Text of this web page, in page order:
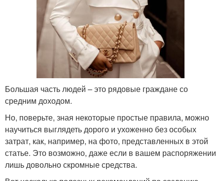
Большая часть людей – это рядовые граждане со
средним доходом.
Но, поверьте, зная некоторые простые правила, можно
научиться выглядеть дорого и ухоженно без особых
затрат, как, например, на фото, представленных в этой
статье. Это возможно, даже если в вашем распоряжении
лишь довольно скромные средства.